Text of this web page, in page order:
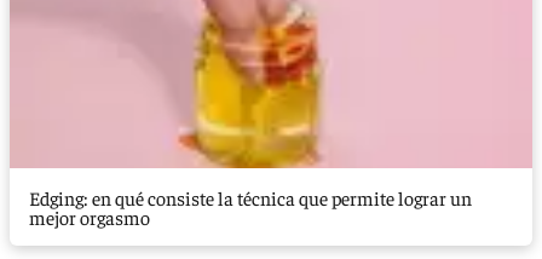
Edging: en qué consiste la técnica que permite lograr un
mejor orgasmo